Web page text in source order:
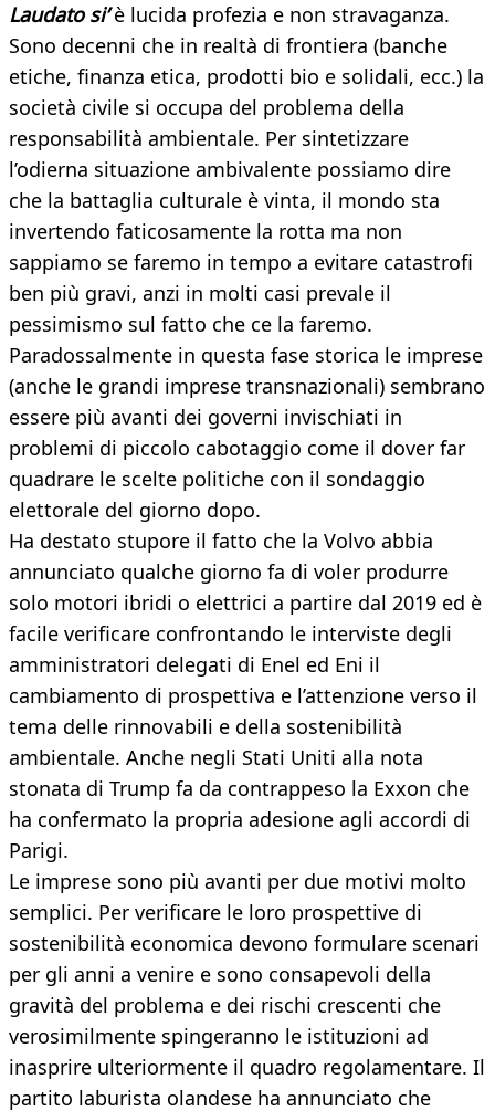
Laudato si’ è lucida profezia e non stravaganza.
Sono decenni che in realtà di frontiera (banche
etiche, finanza etica, prodotti bio e solidali, ecc.) la
società civile si occupa del problema della
responsabilità ambientale. Per sintetizzare
l’odierna situazione ambivalente possiamo dire
che la battaglia culturale è vinta, il mondo sta
invertendo faticosamente la rotta ma non
sappiamo se faremo in tempo a evitare catastrofi
ben più gravi, anzi in molti casi prevale il
pessimismo sul fatto che ce la faremo.
Paradossalmente in questa fase storica le imprese
(anche le grandi imprese transnazionali) sembrano
essere più avanti dei governi invischiati in
problemi di piccolo cabotaggio come il dover far
quadrare le scelte politiche con il sondaggio
elettorale del giorno dopo.
Ha destato stupore il fatto che la Volvo abbia
annunciato qualche giorno fa di voler produrre
solo motori ibridi o elettrici a partire dal 2019 ed è
facile verificare confrontando le interviste degli
amministratori delegati di Enel ed Eni il
cambiamento di prospettiva e l’attenzione verso il
tema delle rinnovabili e della sostenibilità
ambientale. Anche negli Stati Uniti alla nota
stonata di Trump fa da contrappeso la Exxon che
ha confermato la propria adesione agli accordi di
Parigi.
Le imprese sono più avanti per due motivi molto
semplici. Per verificare le loro prospettive di
sostenibilità economica devono formulare scenari
per gli anni a venire e sono consapevoli della
gravità del problema e dei rischi crescenti che
verosimilmente spingeranno le istituzioni ad
inasprire ulteriormente il quadro regolamentare. Il
partito laburista olandese ha annunciato che